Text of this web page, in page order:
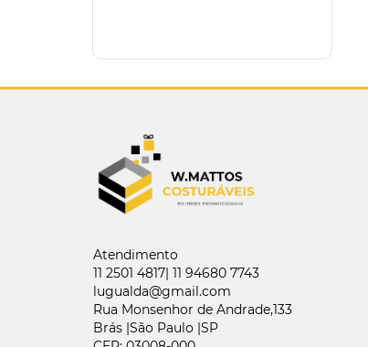
Atendimento
11 2501 4817| 11 94680 7743
lugualda@gmail.com
Rua Monsenhor de Andrade,133
Brás |São Paulo |SP